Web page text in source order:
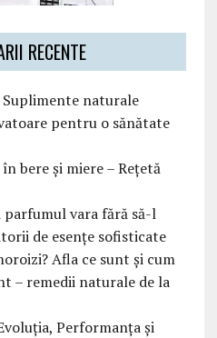
RECENTE
naturale
pentru o sănătate
bere și miere – Rețetă
parfumul vara fără să-l
de esențe sofisticate
Afla ce sunt și cum
– remedii naturale de la
Performanța și